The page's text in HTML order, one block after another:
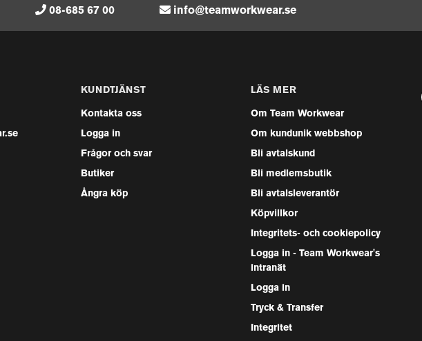
08-685 67 00 info@teamworkwear.se
KUNDTJÄNST
Kontakta oss
Logga in
Frågor och svar
Butiker
Ångra köp
LÄS MER
Om Team Workwear
Om kundunik webbshop
Bli avtalskund
Bli medlemsbutik
Bli avtalsleverantör
Köpvillkor
Integritets- och cookiepolicy
Logga in - Team Workwear's
intranät
Logga in
Tryck & Transfer
Integritet